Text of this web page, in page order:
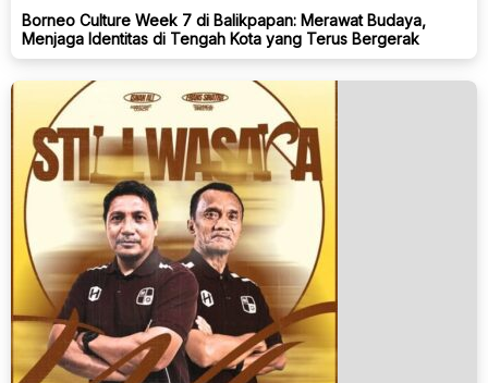
Borneo Culture Week 7 di Balikpapan: Merawat Budaya,
Menjaga Identitas di Tengah Kota yang Terus Bergerak